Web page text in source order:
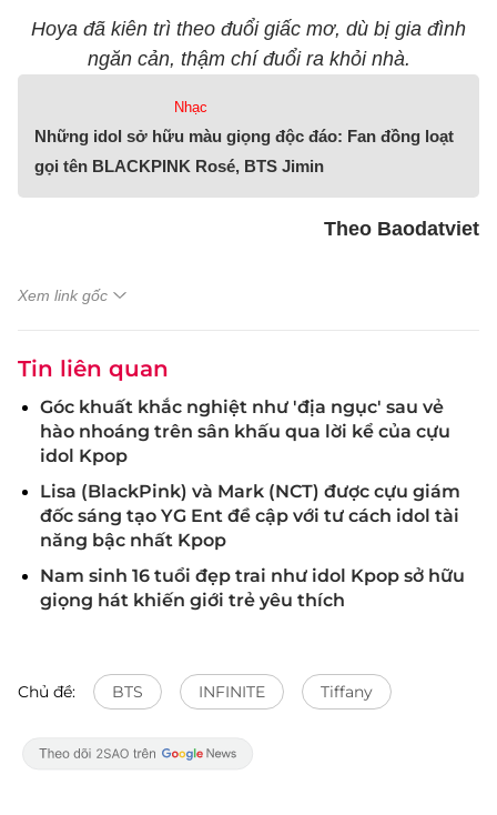
Hoya đã kiên trì theo đuổi giấc mơ, dù bị gia đình
ngăn cản, thậm chí đuổi ra khỏi nhà.
Nhạc
Những idol sở hữu màu giọng độc đáo: Fan đồng loạt
gọi tên BLACKPINK Rosé, BTS Jimin
Theo Baodatviet
Xem link gốc
Tin liên quan
Góc khuất khắc nghiệt như 'địa ngục' sau vẻ
hào nhoáng trên sân khấu qua lời kể của cựu
idol Kpop
Lisa (BlackPink) và Mark (NCT) được cựu giám
đốc sáng tạo YG Ent đề cập với tư cách idol tài
năng bậc nhất Kpop
Nam sinh 16 tuổi đẹp trai như idol Kpop sở hữu
giọng hát khiến giới trẻ yêu thích
Chủ đề: BTS INFINITE Tiffany